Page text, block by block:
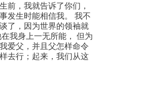
前，我就告诉了你们，
发生时能相信我。 我不
了，因为世界的领袖就
我身上一无所能， 但为
爱父，并且父怎样命令
去行；起来，我们从这